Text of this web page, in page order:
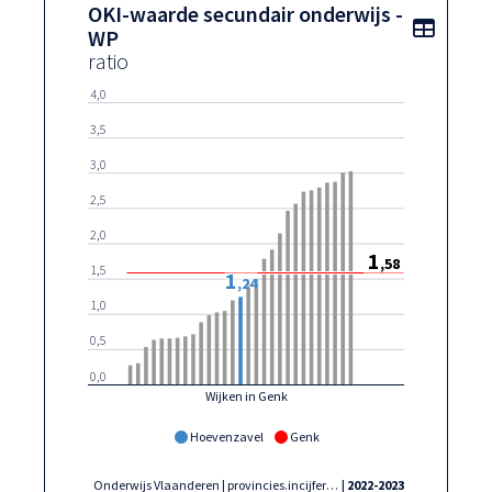
OKI-waarde secundair onderwijs -
WP
ratio
Hoevenzavel Genk
Wijken in Genk
0,0
0,5
1,0
1,5
2,0
2,5
3,0
3,5
4,0
1,24
1,58
Onderwijs Vlaanderen | provincies.incijfers.be | 2022-2023
Toon